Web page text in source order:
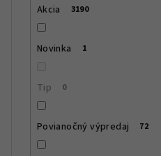
Akcia 3190
Novinka 1
Tip 0
Povianočný výpredaj 72